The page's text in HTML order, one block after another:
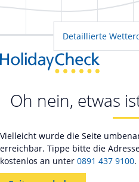
Detaillierte
Oh nein, etwas
Vielleicht wurde die Seite
erreichbar. Tippe bitte die
kostenlos an unter 0891 437 9100.